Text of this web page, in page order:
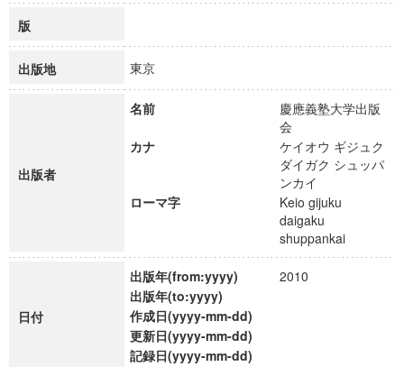
版
出版地 東京
出版者
名前
慶應義塾大学出版
会
カナ
ケイオウ ギジュク
ダイガク シュッパ
ンカイ
ローマ字
Keio gijuku
daigaku
shuppankai
日付
出版年(from:yyyy)
2010
出版年(to:yyyy)
作成日(yyyy-mm-dd)
更新日(yyyy-mm-dd)
記録日(yyyy-mm-dd)